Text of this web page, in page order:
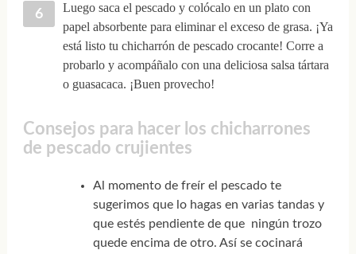
Luego saca el pescado y colócalo en un plato con
papel absorbente para eliminar el exceso de grasa. ¡Ya
está listo tu chicharrón de pescado crocante! Corre a
probarlo y acompáñalo con una deliciosa salsa tártara
o guasacaca. ¡Buen provecho!
Consejos para hacer los chicharrones
de pescado crujientes
Al momento de freír el pescado te
sugerimos que lo hagas en varias tandas y
que estés pendiente de que ningún trozo
quede encima de otro. Así se cocinará